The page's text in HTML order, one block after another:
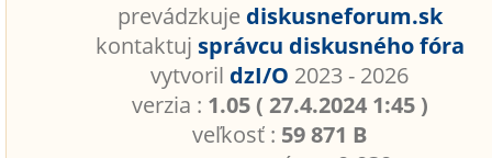
prevádzkuje diskusneforum.sk
kontaktuj správcu diskusného fóra
vytvoril dzI/O 2023 - 2026
verzia : 1.05 ( 27.4.2024 1:45 )
veľkosť : 59 871 B